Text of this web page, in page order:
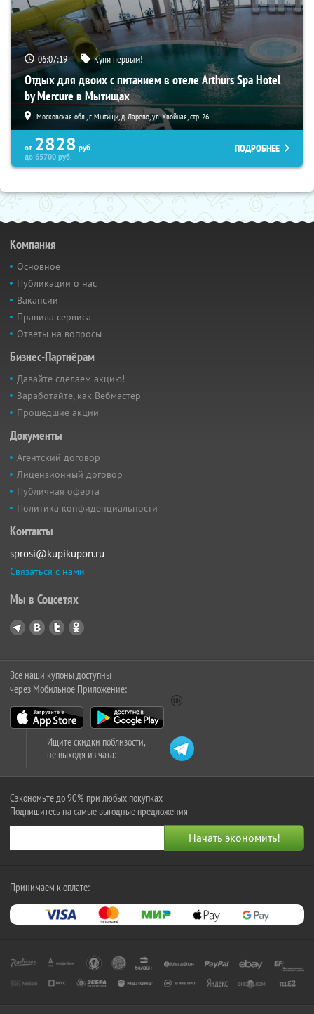
06:07:17 Купи первым!
Отдых для двоих с питанием в отеле Arthurs Spa Hotel
by Mercure в Мытищах
Московская обл., г. Мытищи, д. Ларево, ул. Хвойная, стр. 26
от 2828 руб.
до65700руб.
ПОДРОБНЕЕ
Компания
Основное
Публикации о нас
Вакансии
Правила сервиса
Ответы на вопросы
Бизнес-Партнёрам
Давайте сделаем акцию!
Заработайте, как Вебмастер
Прошедшие акции
Документы
Агентский договор
Лицензионный договор
Публичная оферта
Политика конфиденциальности
Контакты
sprosi@kupikupon.ru
Связаться с нами
Мы в Соцсетях
Все наши купоны доступны
через Мобильное Приложение:
Ищите скидки поблизости,
не выходя из чата:
Сэкономьте до 90% при любых покупках
Подпишитесь на самые выгодные предложения
Принимаем к оплате: